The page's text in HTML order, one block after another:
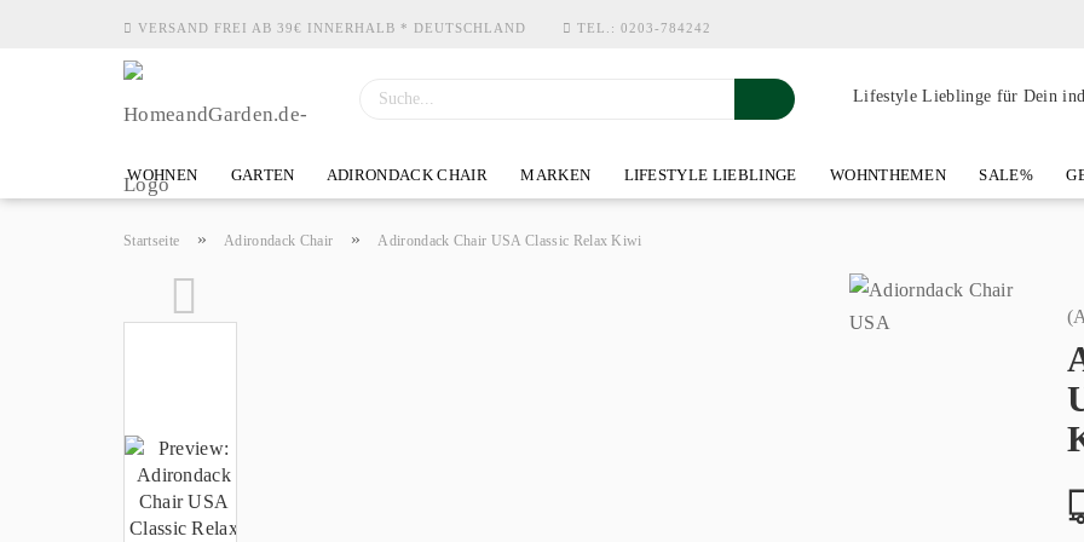
VERSAND FREI AB 39€ INNERHALB * DEUTSCHLAND TEL.: 0203-784242
Lifestyle Lieblinge für Dein
WOHNEN GARTEN ADIRONDACK CHAIR MARKEN LIFESTYLE LIEBLINGE WOHNTHEMEN SALE%
Startseite » Adirondack Chair » Adirondack Chair USA Classic Relax Kiwi